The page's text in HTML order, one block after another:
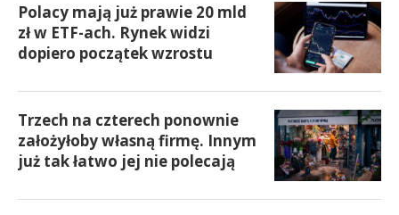
Polacy mają już prawie 20 mld
zł w ETF-ach. Rynek widzi
dopiero początek wzrostu
Trzech na czterech ponownie
założyłoby własną firmę. Innym
już tak łatwo jej nie polecają